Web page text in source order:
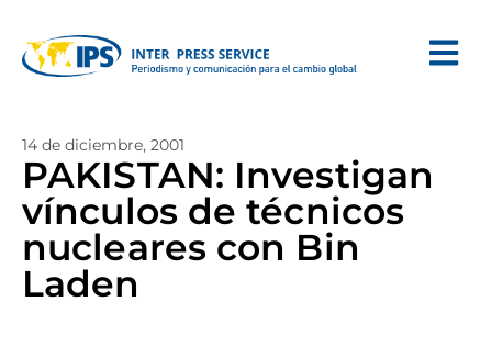
14 de diciembre, 2001
PAKISTAN: Investigan
vínculos de técnicos
nucleares con Bin
Laden